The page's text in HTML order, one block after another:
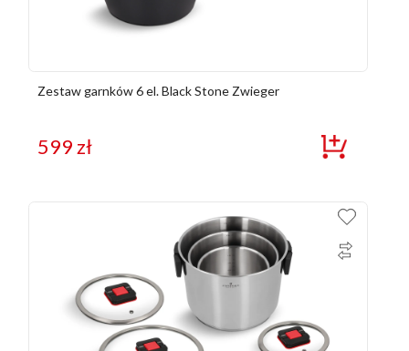
Zestaw garnków 6 el. Black Stone Zwieger
599zł